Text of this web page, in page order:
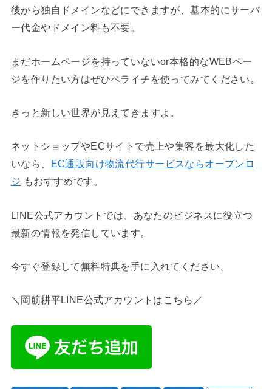
後から独自ドメインなどにできますが、基本的にサーバ
ー代金やドメイン料も不要。
まだホームページを持っていないor本格的なWEBペー
ジを作りたい方はぜひペライチを使ってみてください。
きっと新しい世界が見えてきますよ。
ネットショップやECサイトで売上や集客を最大化した
いなら、 EC通販向け物流代行サービスならオープンロ
ジ もおすすめです。
LINE公式アカウントでは、あなたのビジネスに役立つ
最新の情報を発信しています。
今すぐ登録して無料特典を手に入れてください。
＼岡筋耕平LINE公式アカウントはこちら／